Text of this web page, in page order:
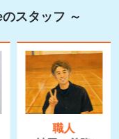
スタッフ ～
職人